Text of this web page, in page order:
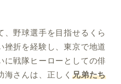
、野球選手を目指せるくら
挫折を経験し、東京で地道
に戦隊ヒーローとしての俳
さんは、正しく 兄弟たち